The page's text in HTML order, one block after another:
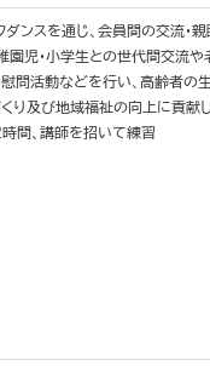
ダンスを通じ、会員間の交流・親
園児・小学生との世代間交流や
問活動などを行い、高齢者の
り及び地域福祉の向上に貢献し
時間、講師を招いて練習